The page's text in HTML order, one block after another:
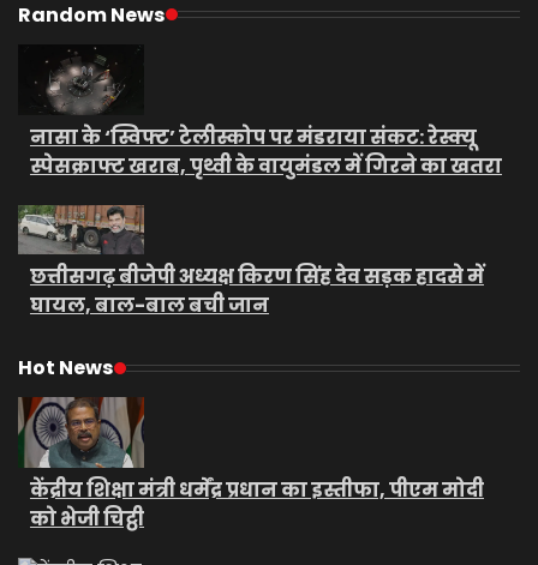
Random News
नासा के ‘स्विफ्ट’ टेलीस्कोप पर मंडराया संकट: रेस्क्यू
स्पेसक्राफ्ट खराब, पृथ्वी के वायुमंडल में गिरने का खतरा
छत्तीसगढ़ बीजेपी अध्यक्ष किरण सिंह देव सड़क हादसे में
घायल, बाल-बाल बची जान
Hot News
केंद्रीय शिक्षा मंत्री धर्मेंद्र प्रधान का इस्तीफा, पीएम मोदी
को भेजी चिट्ठी